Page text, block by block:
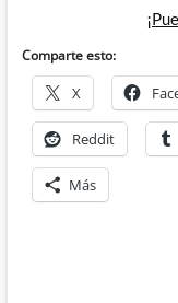
Comparte esto:
X
Reddit
Más